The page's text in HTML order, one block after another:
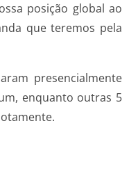
posição global ao
que teremos pela
presencialmente
enquanto outras 5